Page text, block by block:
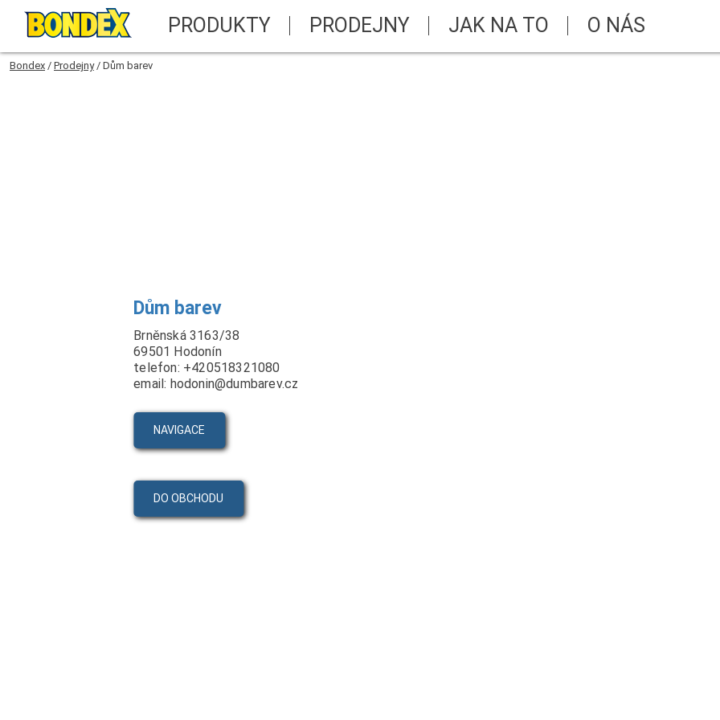
PRODUKTY PRODEJNY JAK NA TO O NÁS
Bondex / Prodejny/ Dům barev
Dům barev
Brněnská 3163/38
69501 Hodonín
telefon: +420518321080
email: hodonin@dumbarev.cz
NAVIGACE
DO OBCHODU